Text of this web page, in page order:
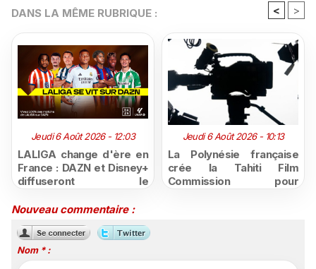
DANS LA MÊME RUBRIQUE : < >
Jeudi 6 Août 2026 - 12:03
LALIGA change d'ère en
France : DAZN et Disney+
diffuseront le
jusqu'en 2029, un revers
Jeudi 6 Août 2026 - 10:13
La Polynésie française
crée la Tahiti Film
Commission pour
Nouveau commentaire :
Nom * :